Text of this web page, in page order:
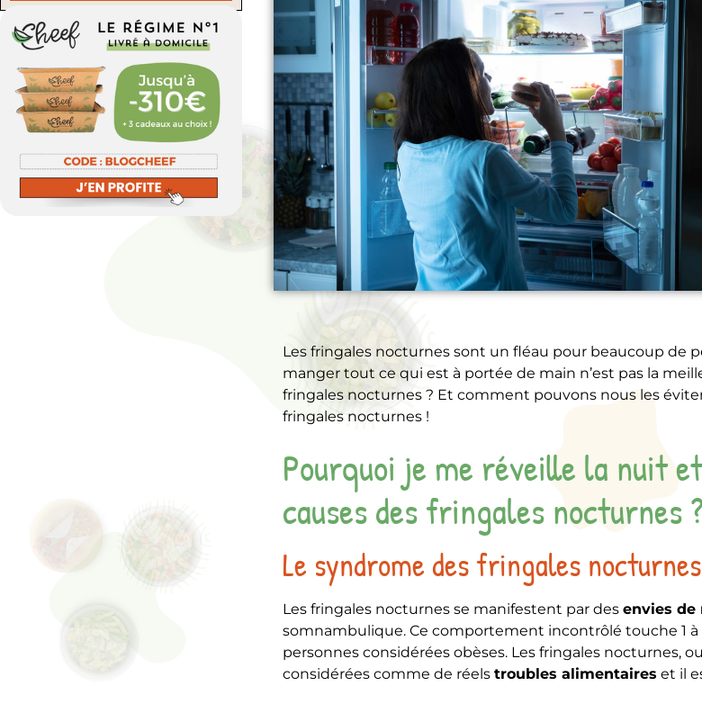
Les fringales nocturnes sont un fléau pour beaucoup de
manger tout ce qui est à portée de main n’est pas la
fringales nocturnes ? Et comment pouvons nous les
fringales nocturnes !
Pourquoi je me réveille la nuit
causes des fringales nocturnes
Le syndrome des fringales
Les fringales nocturnes se manifestent par des envies de
somnambulique. Ce comportement incontrôlé touche 1
personnes considérées obèses. Les fringales nocturnes, ou
considérées comme de réels troubles alimentaires et il